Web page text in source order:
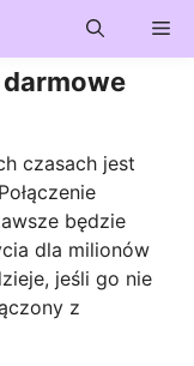
czasach jest
będzie
dla milionów
jeśli go nie
z